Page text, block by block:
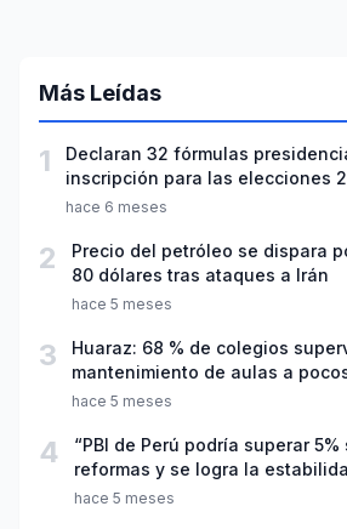
Más Leídas
1
Declaran 32 fórmulas
inscripción para las elecciones
hace 6 meses
2
Precio del petróleo se dispara
80 dólares tras ataques a Irán
hace 5 meses
3
Huaraz: 68 % de colegios
mantenimiento de aulas a
año escolar 2026
hace 5 meses
4
“PBI de Perú podría superar
reformas y se logra la
hace 5 meses